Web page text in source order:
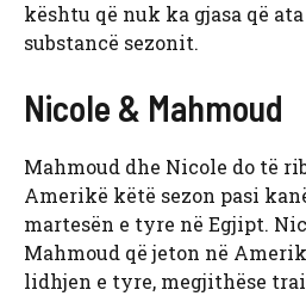
kështu që nuk ka gjasa që
substancë sezonit.
Nicole & Mahmoud
Mahmoud dhe Nicole do të
Amerikë këtë sezon pasi
martesën e tyre në Egjipt.
Mahmoud që jeton në
lidhjen e tyre, megjithëse